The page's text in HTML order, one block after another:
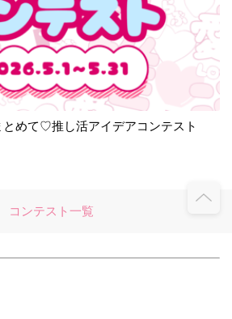
めて♡推し活アイデアコンテスト
コンテスト一覧